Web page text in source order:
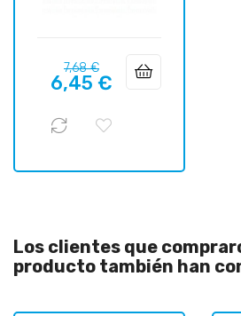
Precio
regular
7,68 €Precio
6,45 €
Los clientes que
producto también han